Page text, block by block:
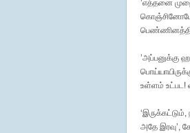
’எத்தனை
’அப்பனுக்கு
உள்ளம் உட்பட!
அதே இரவு’,